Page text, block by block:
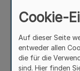
Cookie-
Auf dieser Seite
entweder allen
die für die
sind. Hier finden